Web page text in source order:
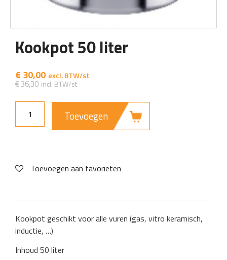
Kookpot 50 liter
€ 30,00
€ 36,30
Toevoegen
Toevoegen aan favorieten
Kookpot geschikt voor alle vuren (gas, vitro keramisch,
inductie, …)
Inhoud 50 liter